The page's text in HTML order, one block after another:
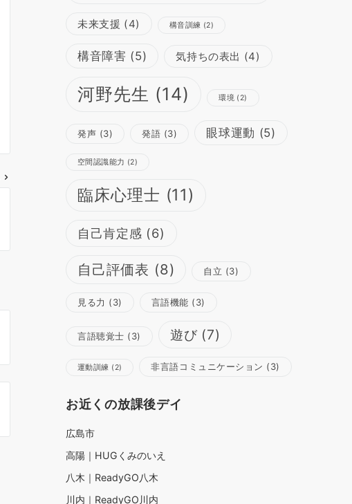
未来支援 (4) 構音訓練 (2)
構音障害 (5) 気持ちの表出 (4)
河野先生 (14) 環境(2)
発声 (3) 発語 (3) 眼球運動 (5)
空間認識能力 (2)
臨床心理士 (11)
自己肯定感 (6)
自己評価表 (8) 自立 (3)
見る力 (3) 言語機能 (3)
言語聴覚士 (3) 遊び(7)
運動訓練 (2) 非言語コミュニケーション (3)
お近くの放課後デイ
広島市
高陽｜HUGくみのいえ
八木｜ReadyGO八木
川内｜ReadyGO川内